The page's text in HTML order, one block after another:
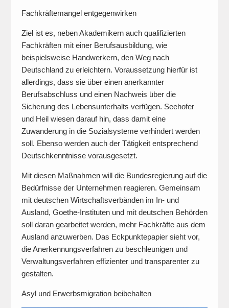
Fachkräftemangel entgegenwirken
Ziel ist es, neben Akademikern auch qualifizierten
Fachkräften mit einer Berufsausbildung, wie
beispielsweise Handwerkern, den Weg nach
Deutschland zu erleichtern. Voraussetzung hierfür ist
allerdings, dass sie über einen anerkannter
Berufsabschluss und einen Nachweis über die
Sicherung des Lebensunterhalts verfügen. Seehofer
und Heil wiesen darauf hin, dass damit eine
Zuwanderung in die Sozialsysteme verhindert werden
soll. Ebenso werden auch der Tätigkeit entsprechend
Deutschkenntnisse vorausgesetzt.
Mit diesen Maßnahmen will die Bundesregierung auf die
Bedürfnisse der Unternehmen reagieren. Gemeinsam
mit deutschen Wirtschaftsverbänden im In- und
Ausland, Goethe-Instituten und mit deutschen Behörden
soll daran gearbeitet werden, mehr Fachkräfte aus dem
Ausland anzuwerben. Das Eckpunktepapier sieht vor,
die Anerkennungsverfahren zu beschleunigen und
Verwaltungsverfahren effizienter und transparenter zu
gestalten.
Asyl und Erwerbsmigration beibehalten